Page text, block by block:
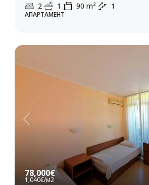
2 1 90 m² 1
АПАРТАМЕНТ
78,000€
1,040€/м2